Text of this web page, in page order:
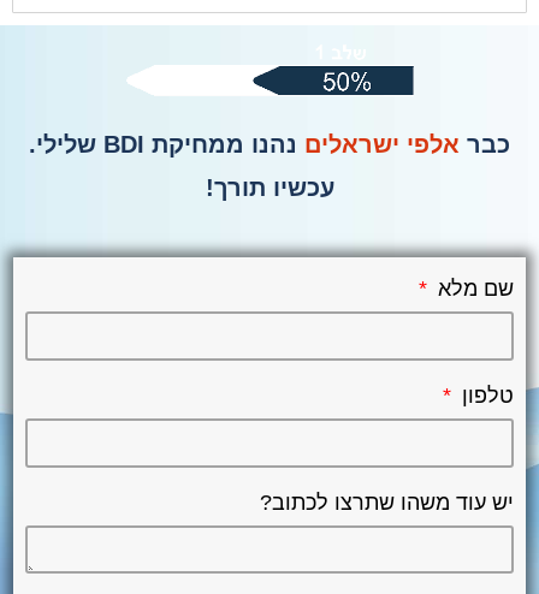
כבר אלפי ישראלים
נהנו ממחיקת BDI שלילי.
עכשיו תורך!
שם מלא
טלפון
יש עוד משהו שתרצו לכתוב?